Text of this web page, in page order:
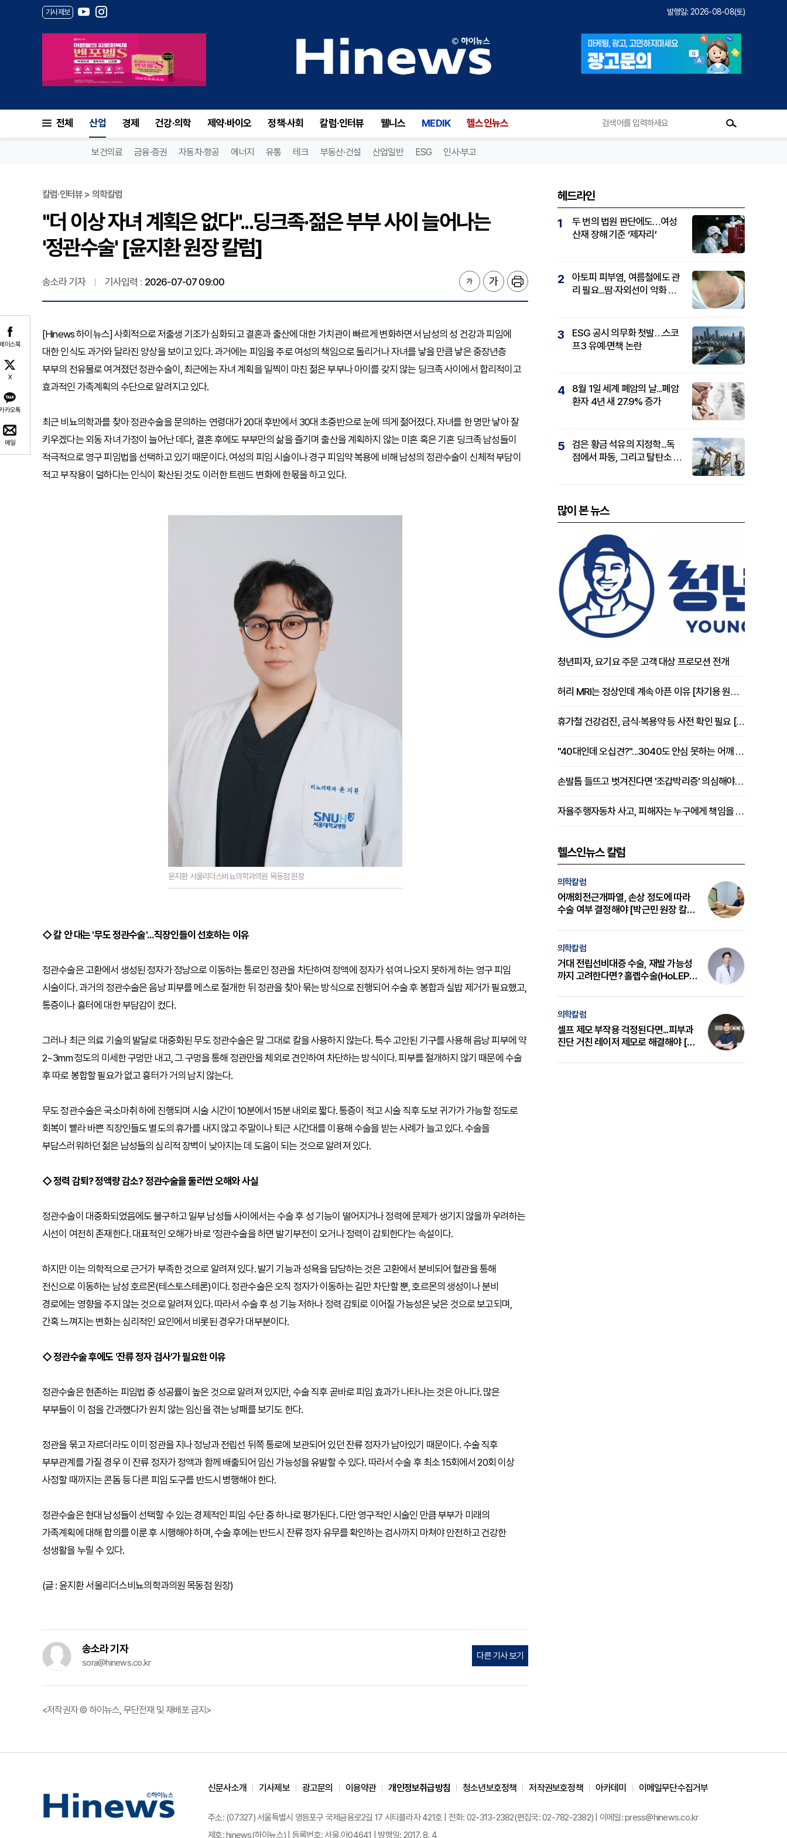
기사제보 발행일: 2026-08-08(토)
전체 산업 경제 건강·의학 제약·바이오 정책·사회 칼럼·인터뷰 웰니스 MEDIK 헬스인뉴스
보건의료 금융·증권 자동차·항공 에너지 유통 테크 부동산·건설 산업일반 ESG 인사·부고
이스북
X
카오톡
메일
칼럼·인터뷰 > 의학칼럼
"더 이상 자녀 계획은 없다"...딩크족·젊은 부부 사이 늘어나는
'정관수술' [윤지환 원장 칼럼]
송소라 기자 기사입력 : 2026-07-07 09:00
[Hinews 하이뉴스] 사회적으로 저출생 기조가 심화되고 결혼과 출산에 대한 가치관이 빠르게 변화하면서 남성의 성 건강과 피임에
대한 인식도 과거와 달라진 양상을 보이고 있다. 과거에는 피임을 주로 여성의 책임으로 돌리거나 자녀를 낳을 만큼 낳은 중장년층
부부의 전유물로 여겨졌던 정관수술이, 최근에는 자녀 계획을 일찍이 마친 젊은 부부나 아이를 갖지 않는 딩크족 사이에서 합리적이고
효과적인 가족계획의 수단으로 알려지고 있다.
최근 비뇨의학과를 찾아 정관수술을 문의하는 연령대가 20대 후반에서 30대 초중반으로 눈에 띄게 젊어졌다. 자녀를 한 명만 낳아 잘
키우겠다는 외동 자녀 가정이 늘어난 데다, 결혼 후에도 부부만의 삶을 즐기며 출산을 계획하지 않는 미혼 혹은 기혼 딩크족 남성들이
적극적으로 영구 피임법을 선택하고 있기 때문이다. 여성의 피임 시술이나 경구 피임약 복용에 비해 남성의 정관수술이 신체적 부담이
적고 부작용이 덜하다는 인식이 확산된 것도 이러한 트렌드 변화에 한몫을 하고 있다.
윤지환 서울리더스비뇨의학과의원 목동점 원장
◇ 칼 안 대는 '무도 정관수술'...직장인들이 선호하는 이유
정관수술은 고환에서 생성된 정자가 정낭으로 이동하는 통로인 정관을 차단하여 정액에 정자가 섞여 나오지 못하게 하는 영구 피임
시술이다. 과거의 정관수술은 음낭 피부를 메스로 절개한 뒤 정관을 찾아 묶는 방식으로 진행되어 수술 후 봉합과 실밥 제거가 필요했고,
통증이나 흉터에 대한 부담감이 컸다.
그러나 최근 의료 기술의 발달로 대중화된 무도 정관수술은 말 그대로 칼을 사용하지 않는다. 특수 고안된 기구를 사용해 음낭 피부에 약
2~3mm 정도의 미세한 구멍만 내고, 그 구멍을 통해 정관만을 체외로 견인하여 차단하는 방식이다. 피부를 절개하지 않기 때문에 수술
후 따로 봉합할 필요가 없고 흉터가 거의 남지 않는다.
무도 정관수술은 국소마취 하에 진행되며 시술 시간이 10분에서 15분 내외로 짧다. 통증이 적고 시술 직후 도보 귀가가 가능할 정도로
회복이 빨라 바쁜 직장인들도 별도의 휴가를 내지 않고 주말이나 퇴근 시간대를 이용해 수술을 받는 사례가 늘고 있다. 수술을
부담스러워하던 젊은 남성들의 심리적 장벽이 낮아지는 데 도움이 되는 것으로 알려져 있다.
◇ 정력 감퇴? 정액량 감소? 정관수술을 둘러싼 오해와 사실
정관수술이 대중화되었음에도 불구하고 일부 남성들 사이에서는 수술 후 성 기능이 떨어지거나 정력에 문제가 생기지 않을까 우려하는
시선이 여전히 존재한다. 대표적인 오해가 바로 ‘정관수술을 하면 발기부전이 오거나 정력이 감퇴한다’는 속설이다.
하지만 이는 의학적으로 근거가 부족한 것으로 알려져 있다. 발기 기능과 성욕을 담당하는 것은 고환에서 분비되어 혈관을 통해
전신으로 이동하는 남성 호르몬(테스토스테론)이다. 정관수술은 오직 정자가 이동하는 길만 차단할 뿐, 호르몬의 생성이나 분비
경로에는 영향을 주지 않는 것으로 알려져 있다. 따라서 수술 후 성 기능 저하나 정력 감퇴로 이어질 가능성은 낮은 것으로 보고되며,
간혹 느껴지는 변화는 심리적인 요인에서 비롯된 경우가 대부분이다.
◇ 정관수술 후에도 '잔류 정자 검사'가 필요한 이유
정관수술은 현존하는 피임법 중 성공률이 높은 것으로 알려져 있지만, 수술 직후 곧바로 피임 효과가 나타나는 것은 아니다. 많은
부부들이 이 점을 간과했다가 원치 않는 임신을 겪는 낭패를 보기도 한다.
정관을 묶고 자르더라도 이미 정관을 지나 정낭과 전립선 뒤쪽 통로에 보관되어 있던 잔류 정자가 남아있기 때문이다. 수술 직후
부부관계를 가질 경우 이 잔류 정자가 정액과 함께 배출되어 임신 가능성을 유발할 수 있다. 따라서 수술 후 최소 15회에서 20회 이상
사정할 때까지는 콘돔 등 다른 피임 도구를 반드시 병행해야 한다.
정관수술은 현대 남성들이 선택할 수 있는 경제적인 피임 수단 중 하나로 평가된다. 다만 영구적인 시술인 만큼 부부가 미래의
가족계획에 대해 합의를 이룬 후 시행해야 하며, 수술 후에는 반드시 잔류 정자 유무를 확인하는 검사까지 마쳐야 안전하고 건강한
성생활을 누릴 수 있다.
(글 : 윤지환 서울리더스비뇨의학과의원 목동점 원장)
송소라 기자
sora@hinews.co.kr
다른 기사 보기
<저작권자 © 하이뉴스, 무단전재 및 재배포 금지>
헤드라인
1
두 번의 법원 판단에도…여성
산재 장해 기준 ‘제자리’
2
아토피 피부염, 여름철에도 관
리 필요...땀·자외선이 악화 요
3
ESG 공시 의무화 첫발…스코
프3 유예·면책 논란
4
8월 1일 세계 폐암의 날...폐암
환자 4년 새 27.9% 증가
5
검은 황금 석유의 지정학...독
점에서 파동, 그리고 탈탄소 패
많이 본 뉴스
청년피자, 요기요 주문 고객 대상 프로모션 전개
허리 MRI는 정상인데 계속 아픈 이유 [차기용 원장 칼럼]
휴가철 건강검진, 금식·복용약 등 사전 확인 필요 [정도감 원장 칼럼]
"40대인데 오십견?"...3040도 안심 못하는 어깨 유착성 관절낭염
손발톱 들뜨고 벗겨진다면 '조갑박리증' 의심해야 [김철윤 원장 칼럼]
자율주행자동차 사고, 피해자는 누구에게 책임을 물을 수 있을까
헬스인뉴스 칼럼
의학칼럼
어깨회전근개파열, 손상 정도에 따라
수술 여부 결정해야 [박근민 원장 칼
의학칼럼
거대 전립선비대증 수술, 재발 가능성
까지 고려한다면? 홀렙수술(HoLEP)
의학칼럼
셀프 제모 부작용 걱정된다면...피부과
진단 거친 레이저 제모로 해결해야 [변
신문사소개 기사제보 광고문의 이용약관 개인정보취급방침 청소년보호정책 저작권보호정책 아카데미 이메일무단수집거부
주소: (07327) 서울특별시 영등포구 국제금융로2길 17 시티플라자 421호 | 전화: 02-313-2382(편집국: 02-782-2382) | 이메일: press@hinews.co.kr
제호: hinews(하이뉴스) | 등록번호: 서울,아04641 | 발행일: 2017. 8. 4